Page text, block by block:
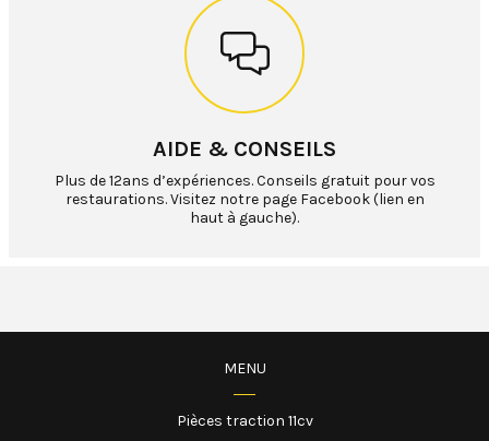
AIDE & CONSEILS
Plus de 12ans d’expériences. Conseils gratuit pour vos
restaurations. Visitez notre page Facebook (lien en
haut à gauche).
MENU
Pièces traction 11cv